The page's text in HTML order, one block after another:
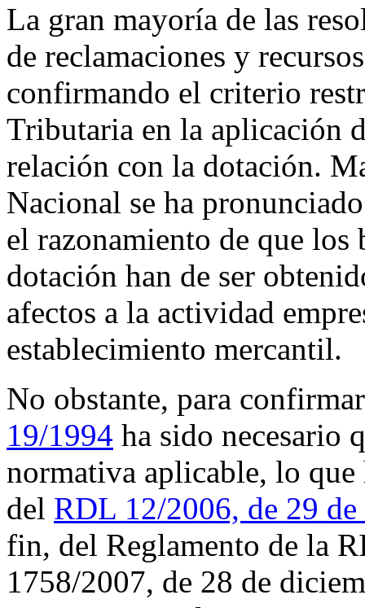
La gran mayoría de las
de reclamaciones y
confirmando el criterio
Tributaria en la aplicación
relación con la dotación.
Nacional se ha
el razonamiento de que los
dotación han de ser
afectos a la actividad
establecimiento mercantil.
No obstante, para
19/1994 ha sido necesario
normativa aplicable, lo que
del RDL 12/2006, de 29
fin, del Reglamento de la
1758/2007, de 28 de